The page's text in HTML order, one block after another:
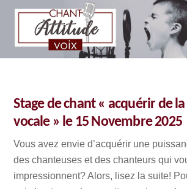
Skip
Stage de chant « acquérir de
vocale » le 15 Novembre 2025
Vous avez envie d’acquérir une
des chanteuses et des chanteurs qui
impressionnent? Alors, lisez la suite!